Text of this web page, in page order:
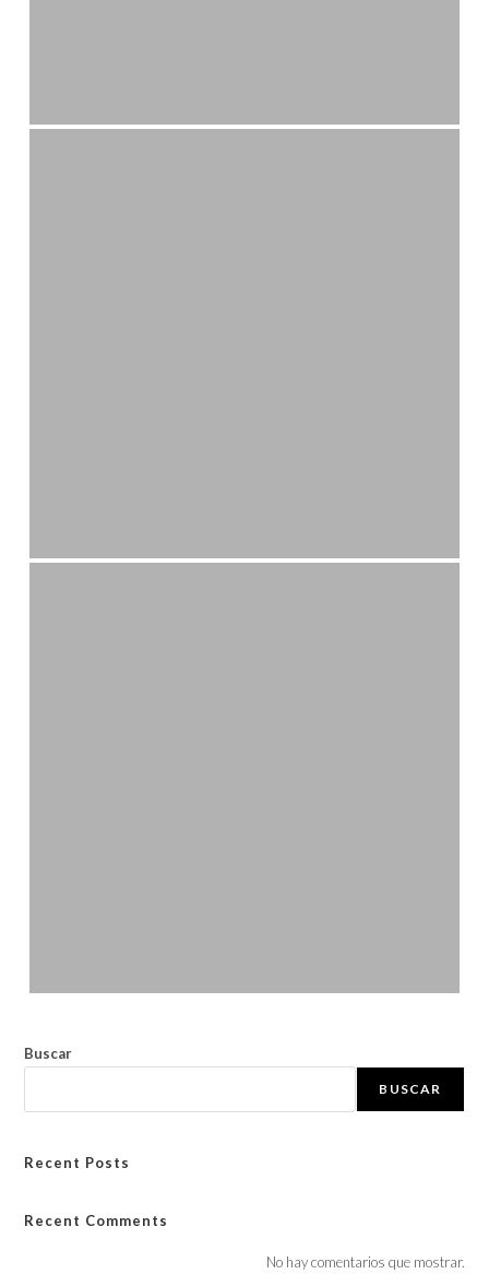
Buscar
BUSCAR
Recent Posts
Recent Comments
No hay comentarios que mostrar.